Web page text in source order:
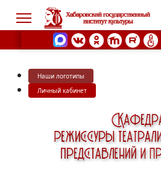
Наши логотипы
Личный кабинет